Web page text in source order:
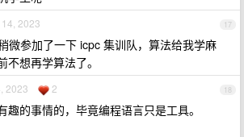
17
2023
微参加了一下 icpc 集训队，算法给我学麻
不想再学算法了。
18
2023 2
趣的事情的，毕竟编程语言只是工具。